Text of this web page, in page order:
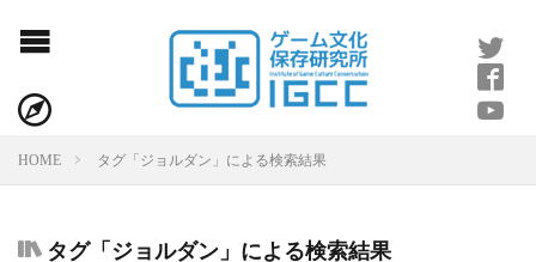
プライバシーポリシー
HOME タグ「ジョルダン」による検索結果
タグ「ジョルダン」による検索結果